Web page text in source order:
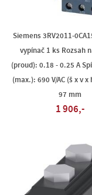
Siemens 3RV2011-
vypínač 1 ks Rozsah
(proud): 0.18 - 0.25 A
(max.): 690 V/AC (š x v x
97 mm
1 906,-